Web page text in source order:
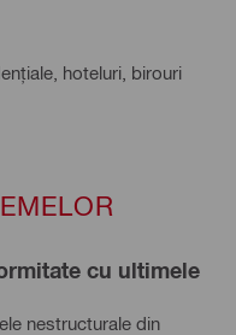
hoteluri, birouri
cu ultimele
nestructurale din